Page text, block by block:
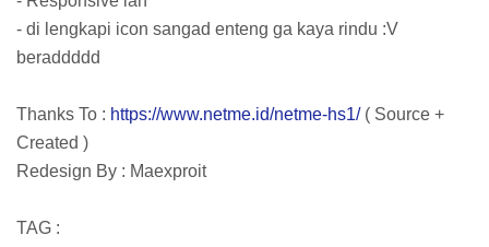
- di lengkapi icon sangad enteng ga kaya rindu :V
beraddddd
Thanks To : https://www.netme.id/netme-hs1/( Source +
Created )
Redesign By : Maexproit
TAG :